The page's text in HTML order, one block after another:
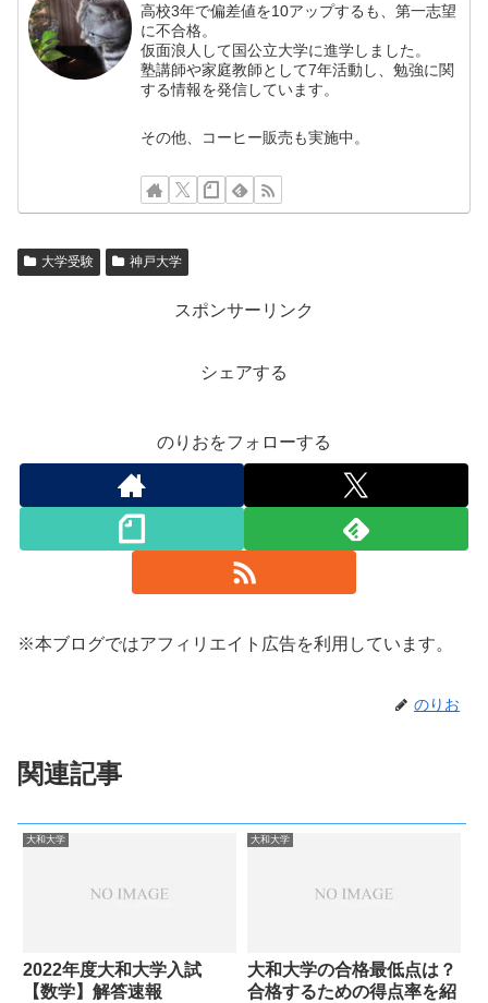
高校3年で偏差値を10アップするも、第一志望
に不合格。
仮面浪人して国公立大学に進学しました。
塾講師や家庭教師として7年活動し、勉強に関
する情報を発信しています。
その他、コーヒー販売も実施中。
大学受験 神戸大学
スポンサーリンク
シェアする
のりおをフォローする
※本ブログではアフィリエイト広告を利用しています。
のりお
関連記事
大和大学
2022年度大和大学入試
【数学】解答速報
大和大学
大和大学の合格最低点は？
合格するための得点率を紹